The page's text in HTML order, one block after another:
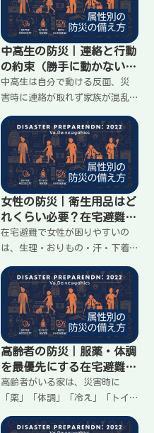
提で、最低限そろえる物と、や
り方をラクにするコツをまとめ
ます。
中高生の防災｜連絡と行動
の約束（勝手に動かない）
を決める
中高生は自分で動ける反面、災
害時に連絡が取れず家族が混乱
示ではなく「どこにいるか」
「どこに向かうか」を共有でき
る約束。連絡の方法、集合場
所、帰宅の判断をわかりやすく
まとめます。
女性の防災｜衛生用品はど
れくらい必要？在宅避難の
現実ライン
在宅避難で女性が困りやすいの
は、生理・おりもの・汗・下着
遅れで不快が積み重なる。必要
以上に増やすより、使う場所と
捨て方を決めるのが大事。最低
限の考え方と整え方をわかりや
すく整理します。
高齢者の防災｜服薬・体調
を最優先にする在宅避難の
準備
高齢者がいる家は、災害時に
「薬」「体調」「冷え」「トイ
は備えを増やすことより、体調